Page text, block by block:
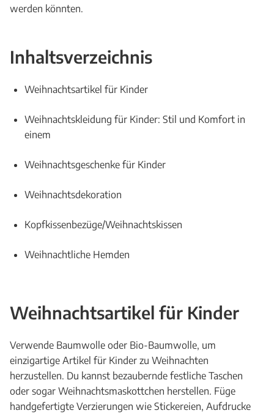
werden könnten.
Inhaltsverzeichnis
Weihnachtsartikel für Kinder
Weihnachtskleidung für Kinder: Stil und Komfort in
einem
Weihnachtsgeschenke für Kinder
Weihnachtsdekoration
Kopfkissenbezüge/Weihnachtskissen
Weihnachtliche Hemden
Weihnachtsartikel für Kinder
Verwende Baumwolle oder Bio-Baumwolle, um
einzigartige Artikel für Kinder zu Weihnachten
herzustellen. Du kannst bezaubernde festliche Taschen
oder sogar Weihnachtsmaskottchen herstellen. Füge
handgefertigte Verzierungen wie Stickereien, Aufdrucke